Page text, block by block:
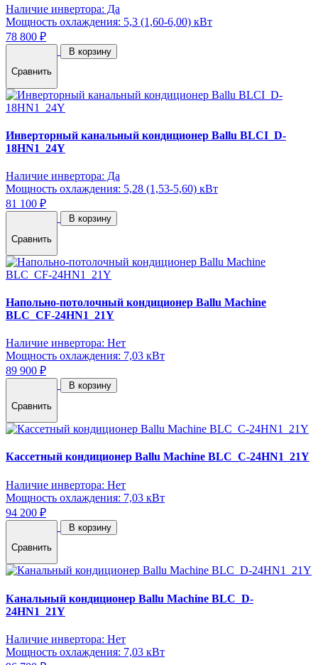
Наличие инвертора: Да
Мощность охлаждения: 5,3 (1,60-6,00) кВт
78 800 ₽
Сравнить
В корзину
Инверторный канальный кондиционер Ballu BLCI_D-
18HN1_24Y
Наличие инвертора: Да
Мощность охлаждения: 5,28 (1,53-5,60) кВт
81 100 ₽
Сравнить
В корзину
Напольно-потолочный кондиционер Ballu Machine
BLC_CF-24HN1_21Y
Наличие инвертора: Нет
Мощность охлаждения: 7,03 кВт
89 900 ₽
Сравнить
В корзину
Кассетный кондиционер Ballu Machine BLC_C-24HN1_21Y
Наличие инвертора: Нет
Мощность охлаждения: 7,03 кВт
94 200 ₽
Сравнить
В корзину
Канальный кондиционер Ballu Machine BLC_D-
24HN1_21Y
Наличие инвертора: Нет
Мощность охлаждения: 7,03 кВт